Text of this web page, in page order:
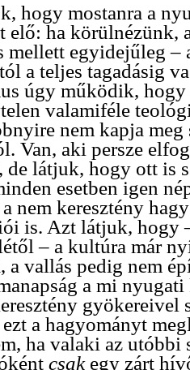
hogy mostanra a
elő: ha körülnézünk,
mellett egyidejűleg –
a teljes tagadásig
úgy működik,
valamiféle
nem kapja
Van, aki persze
de látjuk, hogy ott is
esetben igen
nem keresztény
is. Azt látjuk, hogy
– a kultúra már
a vallás pedig nem
a mi
gyökereivel
a hagyományt
ha valaki az utóbbi
csakegy zárt